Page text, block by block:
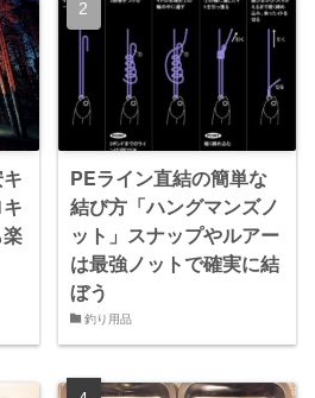
PEライン直結の簡単な
結び方「ハングマンズノ
ット」スナップやルアー
は最強ノットで確実に結
ぼう
釣り用品